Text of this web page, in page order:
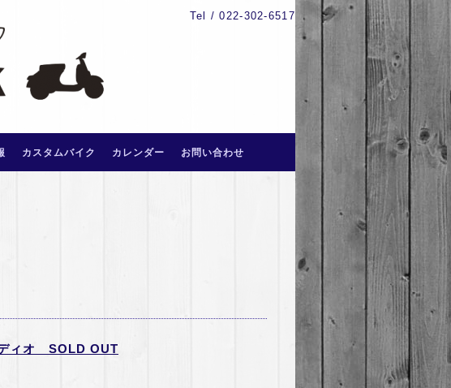
Tel / 022-302-6517
カスタムバイク カレンダー お問い合わせ
ィオ SOLD OUT